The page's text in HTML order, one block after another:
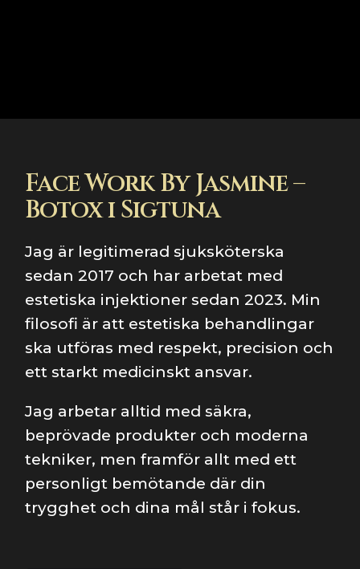
Face Work By Jasmine –
Botox i Sigtuna
Jag är legitimerad sjuksköterska
sedan 2017 och har arbetat med
estetiska injektioner sedan 2023. Min
filosofi är att estetiska behandlingar
ska utföras med respekt, precision och
ett starkt medicinskt ansvar.
Jag arbetar alltid med säkra,
beprövade produkter och moderna
tekniker, men framför allt med ett
personligt bemötande där din
trygghet och dina mål står i fokus.